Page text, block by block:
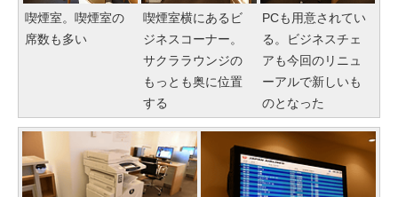
喫煙室。喫煙室の
席数も多い
喫煙室横にあるビ
ジネスコーナー。
サクララウンジの
もっとも奥に位置
する
PCも用意されてい
る。ビジネスチェ
アも今回のリニュ
ーアルで新しいも
のとなった